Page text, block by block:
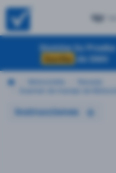
Domine Su Prueba
Escrita
de DMV
Instrucciones